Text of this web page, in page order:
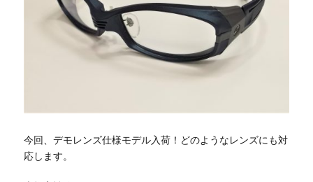
今回、デモレンズ仕様モデル入荷！どのようなレンズにも対
応します。